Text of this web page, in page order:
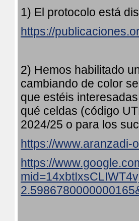
1) El protocolo está
https://
2) Hemos habilitado
cambiando de color
que estéis
qué celdas (código
2024/25 o para los
https://www.aranzadi-
https://